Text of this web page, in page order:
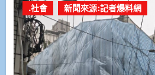
.社會 新聞來源:記者爆料網